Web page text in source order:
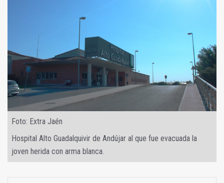
Foto: Extra Jaén
Hospital Alto Guadalquivir de Andújar al que fue evacuada la
joven herida con arma blanca.